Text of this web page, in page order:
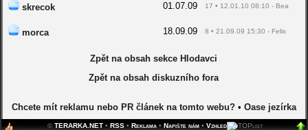
skrecok 01.07.09 17 • 12.01.10 08:10 - Bea
morca 18.09.09 8 • 21.09.09 15:30 - Felix
Zpět na obsah sekce Hlodavci
Zpět na obsah diskuzního fora
Chcete mít reklamu nebo PR článek na tomto webu?• Oase jezírka
©TERARKA.NET• RSS• Reklama• Napište nám• Vzhled